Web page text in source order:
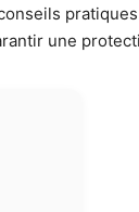
une